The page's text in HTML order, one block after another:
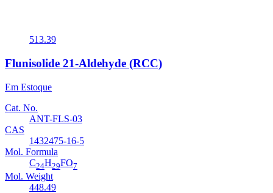
513.39
Flunisolide 21-Aldehyde (RCC)
Em Estoque
Cat. No.
ANT-FLS-03
CAS
1432475-16-5
Mol. Formula
C24H29FO7
Mol. Weight
448.49